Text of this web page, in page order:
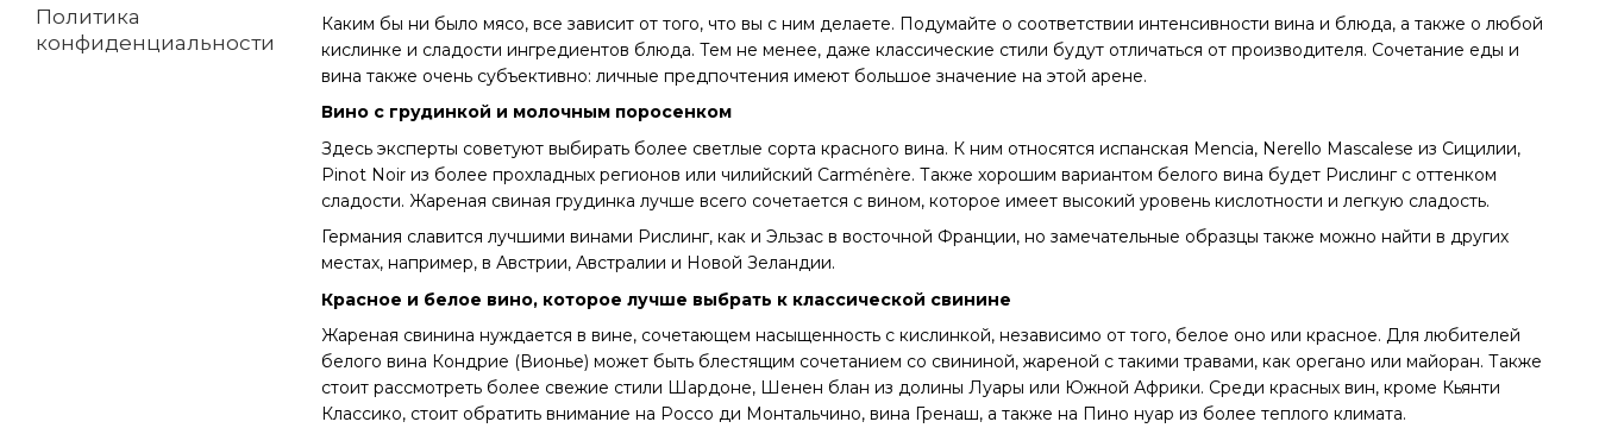
Каким бы ни было мясо, все зависит от того, что вы с ним делаете. Подумайте о соответствии интенсивности вина и блюда, а также о любой
кислинке и сладости ингредиентов блюда. Тем не менее, даже классические стили будут отличаться от производителя. Сочетание еды и
вина также очень субъективно: личные предпочтения имеют большое значение на этой арене.
Вино с грудинкой и молочным поросенком
Здесь эксперты советуют выбирать более светлые сорта красного вина. К ним относятся испанская Mencia, Nerello Mascalese из Сицилии,
Pinot Noir из более прохладных регионов или чилийский Carménère. Также хорошим вариантом белого вина будет Рислинг с оттенком
сладости. Жареная свиная грудинка лучше всего сочетается с вином, которое имеет высокий уровень кислотности и легкую сладость.
Германия славится лучшими винами Рислинг, как и Эльзас в восточной Франции, но замечательные образцы также можно найти в других
местах, например, в Австрии, Австралии и Новой Зеландии.
Красное и белое вино, которое лучше выбрать к классической свинине
Жареная свинина нуждается в вине, сочетающем насыщенность с кислинкой, независимо от того, белое оно или красное. Для любителей
белого вина Кондрие (Вионье) может быть блестящим сочетанием со свининой, жареной с такими травами, как орегано или майоран. Также
стоит рассмотреть более свежие стили Шардоне, Шенен блан из долины Луары или Южной Африки. Среди красных вин, кроме Кьянти
Классико, стоит обратить внимание на Россо ди Монтальчино, вина Гренаш, а также на Пино нуар из более теплого климата.
Политика
конфиденциальности